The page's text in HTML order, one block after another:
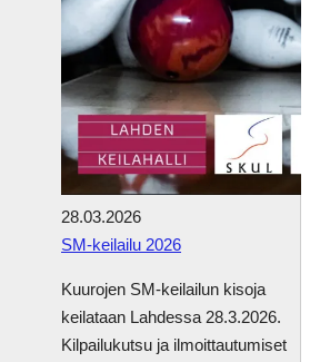
28.03.2026
SM-keilailu 2026
Kuurojen SM-keilailun kisoja
keilataan Lahdessa 28.3.2026.
Kilpailukutsu ja ilmoittautumiset